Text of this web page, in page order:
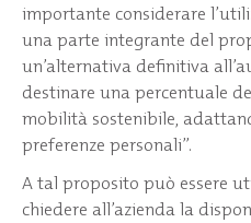
importante considerare
una parte integrante del
un’alternativa definitiva
destinare una percentuale
mobilità sostenibile,
preferenze personali”.
A tal proposito può essere
chiedere all’azienda la